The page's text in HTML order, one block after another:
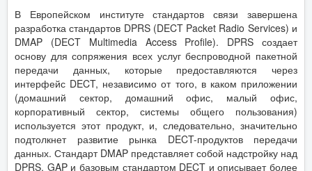
В Европейском институте стандартов связи завершена
разработка стандартов DPRS (DECT Packet Radio Services) и
DMAP (DECT Multimedia Access Profile). DPRS создает
основу для сопряжения всех услуг беспроводной пакетной
передачи данных, которые предоставляются через
интерфейс DECT, независимо от того, в каком приложении
(домашний сектор, домашний офис, малый офис,
корпоративный сектор, системы общего пользования)
используется этот продукт, и, следовательно, значительно
подтолкнет развитие рынка DECT-продуктов передачи
данных. Стандарт DMAP представляет собой надстройку над
DPRS, GAP и базовым стандартом DECT и описывает более